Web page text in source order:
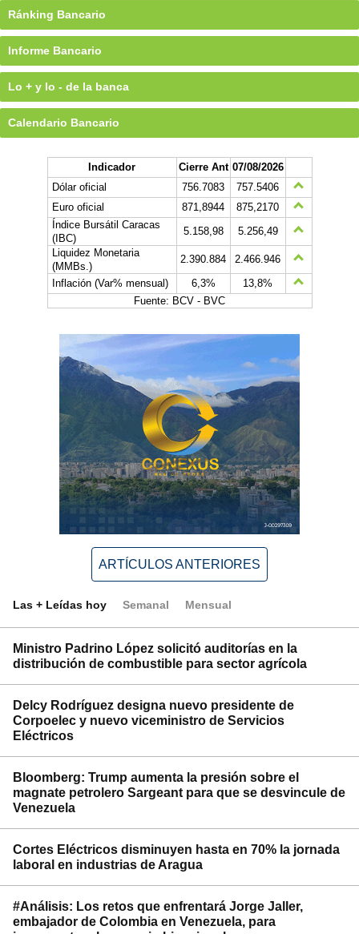
Ránking Bancario
Informe Bancario
Lo + y lo - de la banca
Calendario Bancario
Indicador Cierre Ant 07/08/2026
Dólar oficial
756.7083
757.5406
Euro oficial
871,8944
875,2170
Índice Bursátil Caracas
(IBC)
5.158,98
5.256,49
Liquidez Monetaria
(MMBs.)
2.390.884
2.466.946
Inflación (Var% mensual)
6,3%
13,8%
Fuente: BCV - BVC
ARTÍCULOS ANTERIORES
Las + Leídas hoy Semanal Mensual
Ministro Padrino López solicitó auditorías en la
distribución de combustible para sector agrícola
Delcy Rodríguez designa nuevo presidente de
Corpoelec y nuevo viceministro de Servicios
Eléctricos
Bloomberg: Trump aumenta la presión sobre el
magnate petrolero Sargeant para que se desvincule de
Venezuela
Cortes Eléctricos disminuyen hasta en 70% la jornada
laboral en industrias de Aragua
#Análisis: Los retos que enfrentará Jorge Jaller,
embajador de Colombia en Venezuela, para